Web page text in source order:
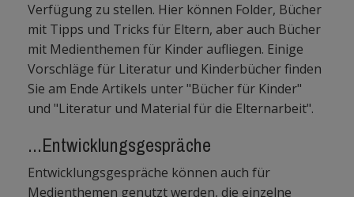
Verfügung zu stellen. Hier können Folder, Bücher
mit Tipps und Tricks für Eltern, aber auch Bücher
mit Medienthemen für Kinder aufliegen. Einige
Vorschläge für Literatur und Kinderbücher finden
Sie am Ende Artikels unter "Bücher für Kinder"
und "Literatur und Material für die Elternarbeit".
...Entwicklungsgespräche
Entwicklungsgespräche können auch für
Medienthemen genutzt werden, die einzelne